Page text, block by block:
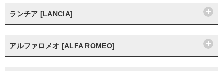
ランチア [LANCIA]
アルファロメオ [ALFA ROMEO]